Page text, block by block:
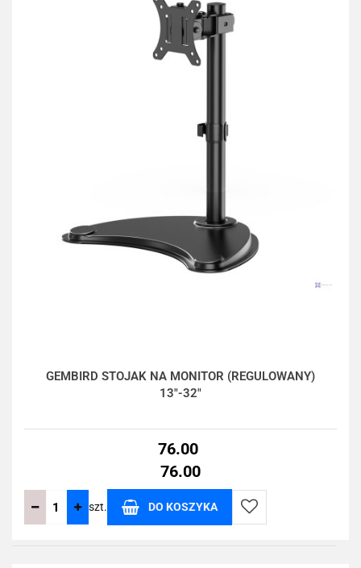
GEMBIRD STOJAK NA MONITOR (REGULOWANY)
13"-32"
76.00
76.00
szt. DO KOSZYKA
Do